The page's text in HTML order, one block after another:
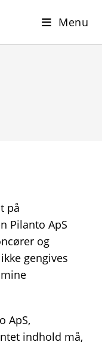
Menu
på
Pilanto ApS
og
gengives
ApS,
indhold må,